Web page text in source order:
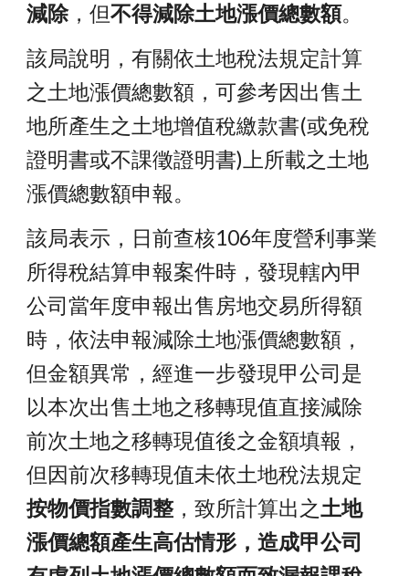
減除，但不得減除土地漲價總數額。
該局說明，有關依土地稅法規定計算
之土地漲價總數額，可參考因出售土
地所產生之土地增值稅繳款書(或免稅
證明書或不課徵證明書)上所載之土地
漲價總數額申報。
該局表示，日前查核106年度營利事業
所得稅結算申報案件時，發現轄內甲
公司當年度申報出售房地交易所得額
時，依法申報減除土地漲價總數額，
但金額異常，經進一步發現甲公司是
以本次出售土地之移轉現值直接減除
前次土地之移轉現值後之金額填報，
但因前次移轉現值未依土地稅法規定
按物價指數調整，致所計算出之土地
漲價總額產生高估情形，造成甲公司